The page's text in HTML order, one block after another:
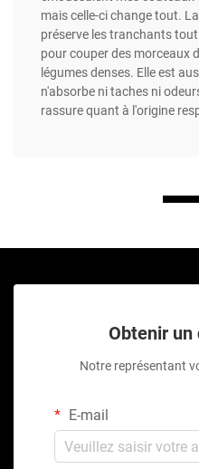
mais celle-ci change tout.
préserve les tranchants
pour couper des morceaux
légumes denses. Elle est
n'absorbe ni taches ni
rassure quant à l'origine
Obtenir
Notre représentant
E-mail